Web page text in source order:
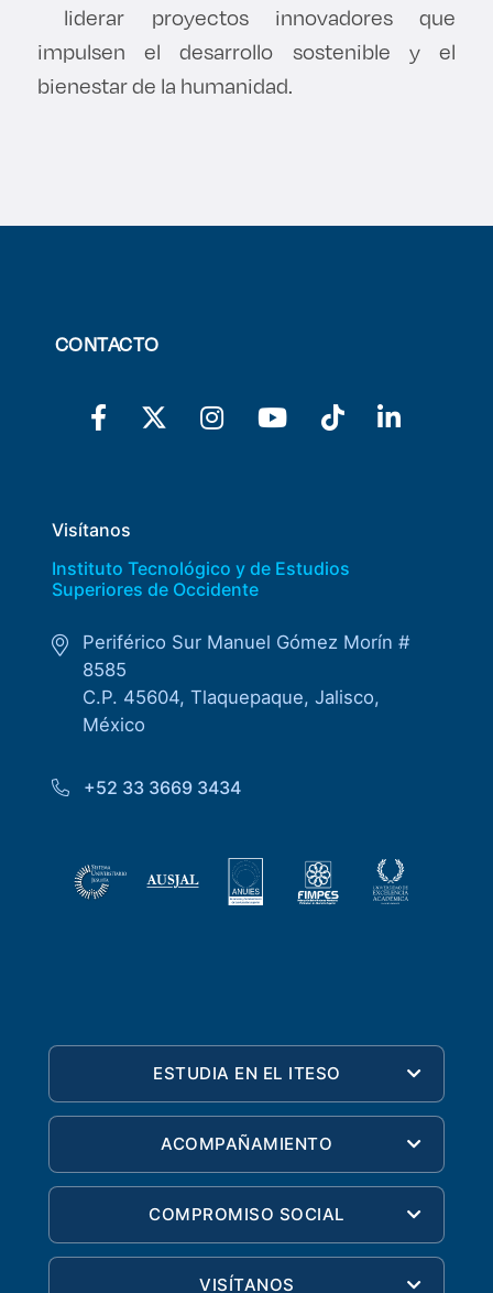
liderar proyectos innovadores que
impulsen el desarrollo sostenible y el
bienestar de la humanidad.
CONTACTO
Visítanos
Instituto Tecnológico y de Estudios
Superiores de Occidente
Periférico Sur Manuel Gómez Morín #
8585
C.P. 45604, Tlaquepaque, Jalisco,
México
+52 33 3669 3434
ESTUDIA EN EL ITESO
ACOMPAÑAMIENTO
COMPROMISO SOCIAL
VISÍTANOS